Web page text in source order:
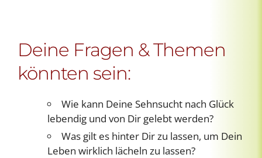
Deine Fragen & Themen
könnten sein:
Wie kann Deine Sehnsucht nach Glück
lebendig und von Dir gelebt werden?
Was gilt es hinter Dir zu lassen, um Dein
Leben wirklich lächeln zu lassen?